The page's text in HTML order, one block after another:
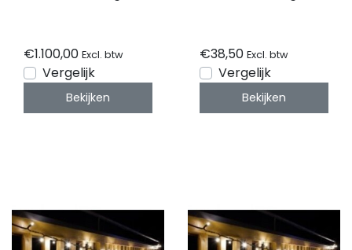
waterdicht - PRO
LUKSUS
€1.100,00 Excl. btw
Vergelijk
Bekijken
IP44 waterdicht -
PRO LUKSUS
€38,50 Excl. btw
Vergelijk
Bekijken